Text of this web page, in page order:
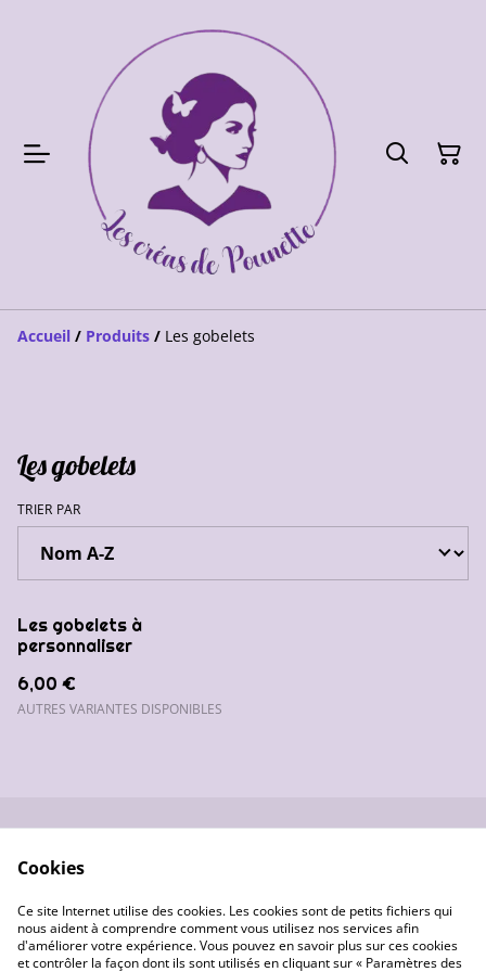
Accueil / Produits / Les gobelets
Les gobelets
TRIER PAR
Les gobelets à
personnaliser
6,00 €
AUTRES VARIANTES DISPONIBLES
Données
personnelles
Gestion des cookies
Cookies
Ce site Internet utilise des cookies. Les cookies sont de petits fichiers qui
nous aident à comprendre comment vous utilisez nos services afin
d'améliorer votre expérience. Vous pouvez en savoir plus sur ces cookies
et contrôler la façon dont ils sont utilisés en cliquant sur « Paramètres des